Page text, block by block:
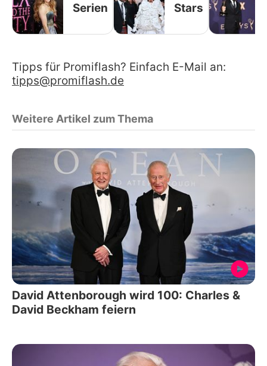
Serien Stars
Tipps für Promiflash? Einfach E-Mail an:
tipps@promiflash.de
Weitere Artikel zum Thema
David Attenborough wird 100: Charles &
David Beckham feiern